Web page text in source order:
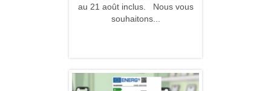
au 21 août inclus. Nous vous
souhaitons...